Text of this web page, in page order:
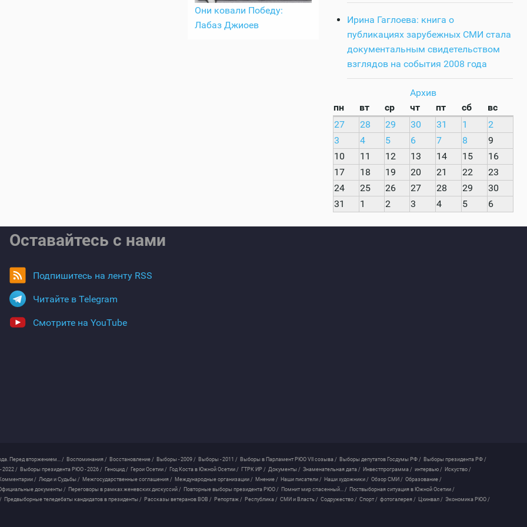
Они ковали Победу:
Лабаз Джиоев
Ирина Гаглоева: книга о
публикациях зарубежных СМИ стала
документальным свидетельством
взглядов на события 2008 года
Архив
пн
вт ср чт пт сб
вс
27
28 29 30 31 1
2
3
4 5 6 7 8
9
10
11 12 13 14 15
16
17
18 19 20 21 22
23
24
25 26 27 28 29
30
31
1 2 3 4 5 6
Оставайтесь с нами
Подпишитесь на ленту RSS
Читайте в Telegram
Смотрите на YouTube
Перед вторжением... / Воспоминания / Восстановление / Выборы - 2009 / Выборы - 2011 / Выборы в Парламент РЮО VII созыва / Выборы депутатов Госдумы РФ / Выборы президента РФ /
2022 / Выборы президента РЮО - 2026 / Геноцид / Герои Осетии / Год Коста в Южной Осетии / ГТРК ИР / Документы / Знаменательная дата / Инвестпрограмма / интервью / Искуство /
/ Люди и Судьбы / Межгосударственные соглашения / Международные организации / Мнение / Наши писатели / Наши художники / Обзор СМИ / Образование /
документы / Переговоры в рамках женевских дискуссий / Повторные выборы президента РЮО / Помнит мир спасенный... / Поствыборная ситуация в Южной Осетии /
Предвыборные теледебаты кандидатов в президенты / Рассказы ветеранов ВОВ / Репортаж / Республика / СМИ и Власть / Содружество / Спорт / фотогалерея / Цхинвал / Экономика РЮО /